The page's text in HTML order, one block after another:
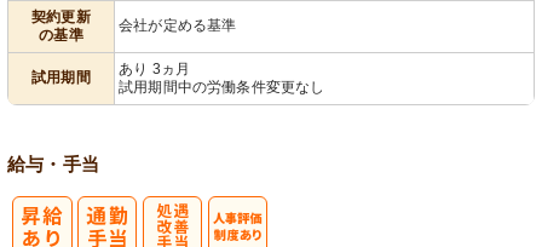
契約更新
の基準
会社が定める基準
試用期間
あり 3ヵ月
試用期間中の労働条件変更なし
給与・手当